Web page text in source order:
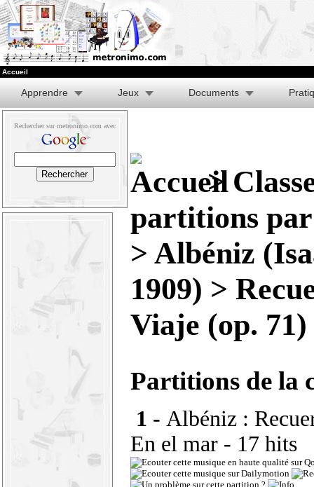
Accueil
Apprendre Jeux Documents
Rechercher sur metronimo.com avec
>
partitions
> Albéniz
1909) >
Viaje (op. 71)
Partitions de la
1 - Albéniz :
En el mar - 17 hits